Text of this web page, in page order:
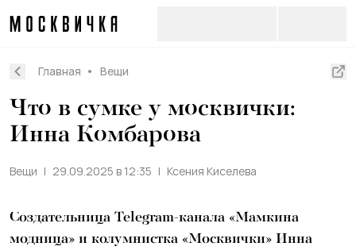
Главная Вещи
Что в сумке у москвички:
Инна Комбарова
Вещи 29.09.2025 в 12:35 Ксения Киселева
Создательница Telegram-канала «Мамкина
модница» и колумнистка «Москвички» Инна